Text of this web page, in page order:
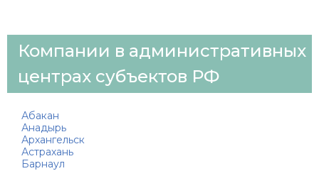
Компании в административных
центрах субъектов РФ
Абакан
Анадырь
Архангельск
Астрахань
Барнаул